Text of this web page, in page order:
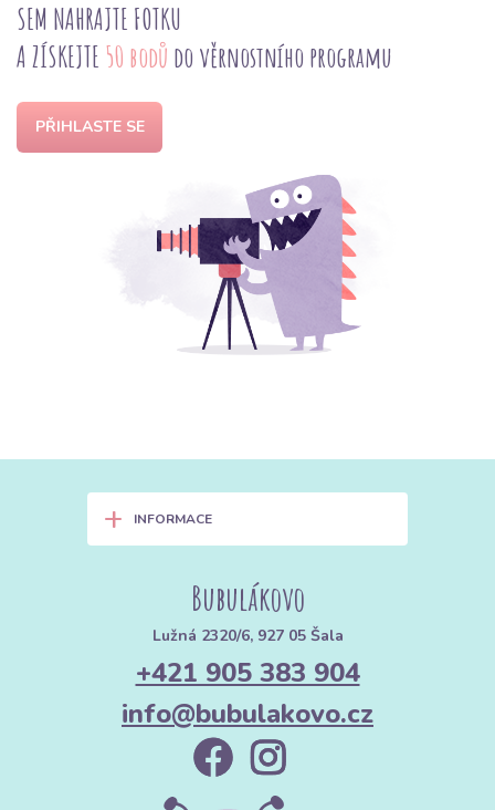
SEM NAHRAJTE FOTKU
A ZÍSKEJTE 50 bodů do věrnostního programu
PŘIHLASTE SE
+ INFORMACE
Bubulákovo
Lužná 2320/6, 927 05 Šala
+421 905 383 904
info@bubulakovo.cz